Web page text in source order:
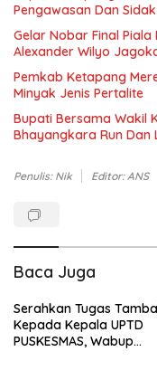
Pengawasan Dan
Gelar Nobar Final
Alexander Wilyo
Pemkab Ketapang
Minyak Jenis Pertalite
Bupati Bersama Wakil
Bhayangkara Run Dan
Penulis: Nik Editor: ANS
Baca Juga
Serahkan Tugas
Kepada Kepala UPTD
PUSKESMAS, Wabup